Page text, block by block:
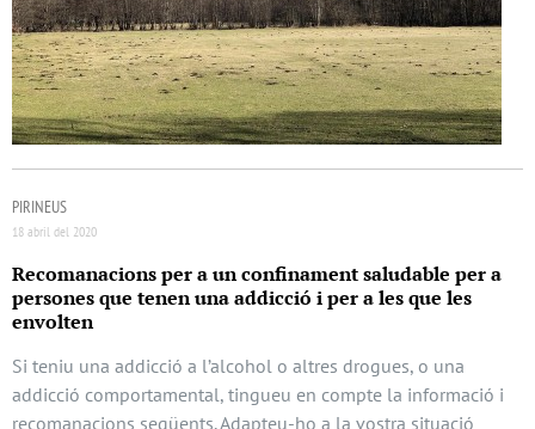
PIRINEUS
18 abril del 2020
Recomanacions per a un confinament saludable per a
persones que tenen una addicció i per a les que les
envolten
Si teniu una addicció a l’alcohol o altres drogues, o una
addicció comportamental, tingueu en compte la informació i
recomanacions següents. Adapteu-ho a la vostra situació